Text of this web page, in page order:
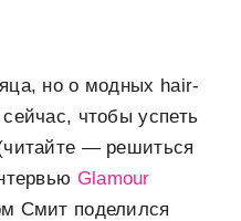
но о модных hair-
чтобы успеть
— решиться
Glamour
Смит поделился